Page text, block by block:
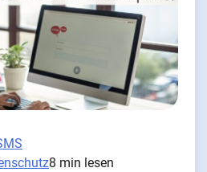
8 min lesen